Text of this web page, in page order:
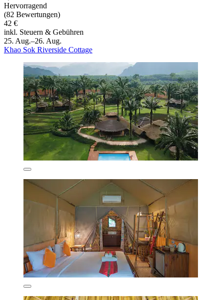
Hervorragend
(82 Bewertungen)
42 €
inkl. Steuern & Gebühren
25. Aug.–26. Aug.
Khao Sok Riverside Cottage